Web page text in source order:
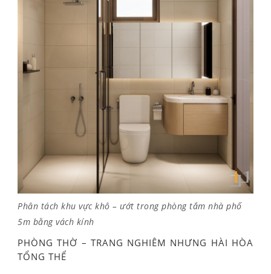
Phân tách khu vực khô – ướt trong phòng tắm nhà phố
5m bằng vách kính
PHÒNG THỜ – TRANG NGHIÊM NHƯNG HÀI HÒA
TỔNG THỂ